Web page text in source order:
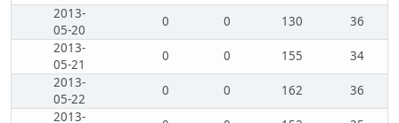
2013-
05-20
0 0 130
36
2013-
05-21
0 0 155
34
2013-
05-22
0 0 162
36
2013-